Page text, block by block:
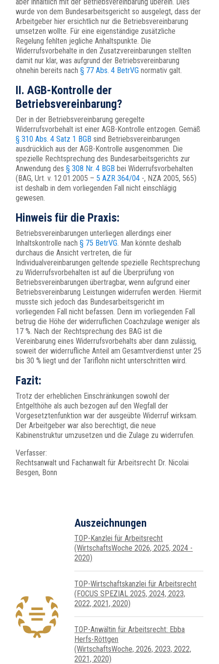
wurde von dem Bundesarbeitsgericht so ausgelegt, dass der
Arbeitgeber hier ersichtlich nur die Betriebsvereinbarung
umsetzen wollte. Für eine eigenständige zusätzliche
Regelung fehlten jegliche Anhaltspunkte. Die
Widerrufsvorbehalte in den Zusatzvereinbarungen stellten
damit nur klar, was aufgrund der Betriebsvereinbarung
ohnehin bereits nach § 77 Abs. 4 BetrVG normativ galt.
II. AGB-Kontrolle der
Betriebsvereinbarung?
Der in der Betriebsvereinbarung geregelte
Widerrufsvorbehalt ist einer AGB-Kontrolle entzogen. Gemäß
§ 310 Abs. 4 Satz 1 BGB sind Betriebsvereinbarungen
ausdrücklich aus der AGB-Kontrolle ausgenommen. Die
spezielle Rechtsprechung des Bundesarbeitsgerichts zur
Anwendung des § 308 Nr. 4 BGB bei Widerrufsvorbehalten
(BAG, Urt. v. 12.01.2005 – 5 AZR 364/04 -, NZA 2005, 565)
ist deshalb in dem vorliegenden Fall nicht einschlägig
gewesen.
Hinweis für die Praxis:
Betriebsvereinbarungen unterliegen allerdings einer
Inhaltskontrolle nach § 75 BetrVG. Man könnte deshalb
durchaus die Ansicht vertreten, die für
Individualvereinbarungen geltende spezielle Rechtsprechung
zu Widerrufsvorbehalten ist auf die Überprüfung von
Betriebsvereinbarungen übertragbar, wenn aufgrund einer
Betriebsvereinbarung Leistungen widerrufen werden. Hiermit
musste sich jedoch das Bundesarbeitsgericht im
vorliegenden Fall nicht befassen. Denn im vorliegenden Fall
betrug die Höhe der widerruflichen Coachzulage weniger als
17 %. Nach der Rechtsprechung des BAG ist die
Vereinbarung eines Widerrufsvorbehalts aber dann zulässig,
soweit der widerrufliche Anteil am Gesamtverdienst unter 25
bis 30 % liegt und der Tariflohn nicht unterschritten wird.
Fazit:
Trotz der erheblichen Einschränkungen sowohl der
Entgelthöhe als auch bezogen auf den Wegfall der
Vorgesetztenfunktion war der ausgeübte Widerruf wirksam.
Der Arbeitgeber war also berechtigt, die neue
Kabinenstruktur umzusetzen und die Zulage zu widerrufen.
Verfasser:
Rechtsanwalt und Fachanwalt für Arbeitsrecht Dr. Nicolai
Besgen, Bonn
Auszeichnungen
TOP-Kanzlei für Arbeitsrecht
(WirtschaftsWoche 2026, 2025, 2024 -
2020)
TOP-Wirtschafts­kanzlei für Arbeits­recht
(FOCUS SPEZIAL 2025, 2024, 2023,
2022, 2021, 2020)
TOP-Anwältin für Arbeitsrecht: Ebba
Herfs-Röttgen
(WirtschaftsWoche, 2026, 2023, 2022,
2021, 2020)